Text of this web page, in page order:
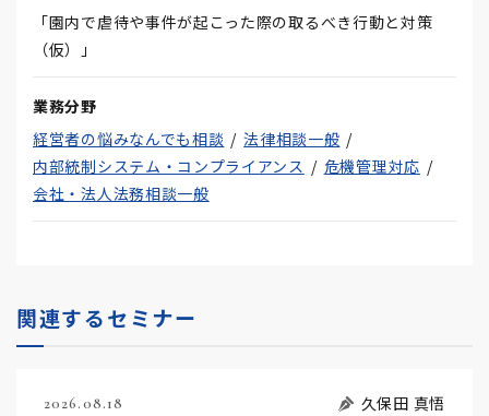
「園内で虐待や事件が起こった際の取るべき行動と対策
（仮）」
業務分野
経営者の悩みなんでも相談
法律相談一般
内部統制システム・コンプライアンス
危機管理対応
会社・法人法務相談一般
関連するセミナー
2026.08.18
久保田 真悟